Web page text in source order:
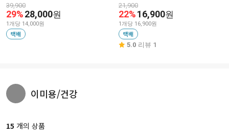
39,900
29%28,000원
1개당 14,000원
택배
21,900
22%16,900원
1개당 16,900원
택배
5.0 리뷰 1
이미용/건강
15 개의 상품